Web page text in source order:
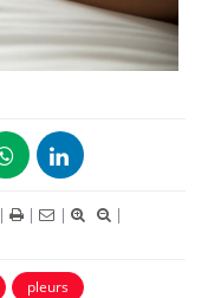
| | |
|
pleurs